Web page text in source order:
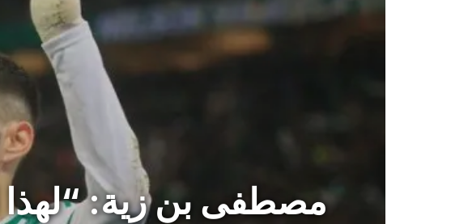
مصطفى بن زية: “لهذا